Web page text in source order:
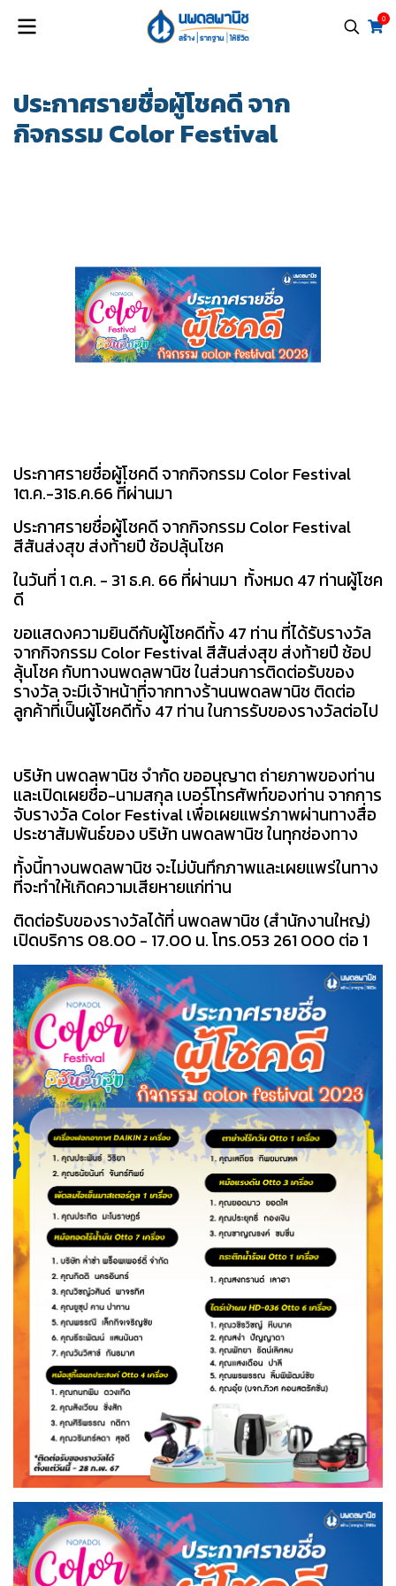
0
ประกาศรายชื่อผู้โชคดี จาก
กิจกรรม Color Festival
ประกาศรายชื่อผู้โชคดี จากกิจกรรม Color Festival
1ต.ค.-31ธ.ค.66 ที่ผ่านมา
ประกาศรายชื่อผู้โชคดี จากกิจกรรม Color Festival
สีสันส่งสุข ส่งท้ายปี ช้อปลุ้นโชค
ในวันที่ 1 ต.ค. - 31 ธ.ค. 66 ที่ผ่านมา ทั้งหมด 47 ท่านผู้โชค
ดี
ขอแสดงความยินดีกับผู้โชคดีทั้ง 47 ท่าน ที่ได้รับรางวัล
จากกิจกรรม Color Festival สีสันส่งสุข ส่งท้ายปี ช้อป
ลุ้นโชค กับทางนพดลพานิช ในส่วนการติดต่อรับของ
รางวัล จะมีเจ้าหน้าที่จากทางร้านนพดลพานิช ติดต่อ
ลูกค้าที่เป็นผู้โชคดีทั้ง 47 ท่าน ในการรับของรางวัลต่อไป
บริษัท นพดลพานิช จำกัด ขออนุญาต ถ่ายภาพของท่าน
และเปิดเผยชื่อ-นามสกุล เบอร์โทรศัพท์ของท่าน จากการ
จับรางวัล Color Festival เพื่อเผยแพร่ภาพผ่านทางสื่อ
ประชาสัมพันธ์ของ บริษัท นพดลพานิช ในทุกช่องทาง
ทั้งนี้ทางนพดลพานิช จะไม่บันทึกภาพและเผยแพร่ในทาง
ที่จะทำให้เกิดความเสียหายแก่ท่าน
ติดต่อรับของรางวัลได้ที่ นพดลพานิช (สำนักงานใหญ่)
เปิดบริการ 08.00 - 17.00 น. โทร.053 261 000 ต่อ 1